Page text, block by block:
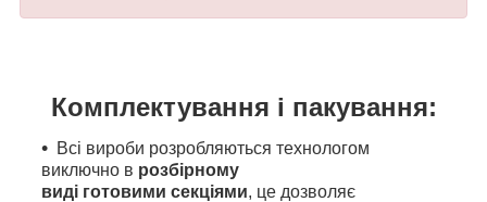
Комплектування і пакування:
Всі вироби розробляються технологом
виключно в розбірному
виді готовими секціями, це дозволяє